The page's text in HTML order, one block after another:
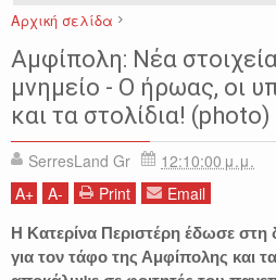
Αρχική σελίδα
ΑΜΦΙΠΟΛΗ
ΕΙΔΗΣΕΙΣ ΕΛΛΑΔΑ
ΚΥΠΡΟΣ
ΣΕΡΡΕΣ ΤΥΜΒΟΣ ΚΑΣΤΑ
Αμφίπολη: Νέα
μνημείο - Ο ήρωας, οι
και τα στολίδια! (photo)
SerresLand Gr
12:10:00 μ.μ.
A+ A- Print Email
Η Κατερίνα Περιστέρη έδωσε στη
για τον τάφο της Αμφίπολης και